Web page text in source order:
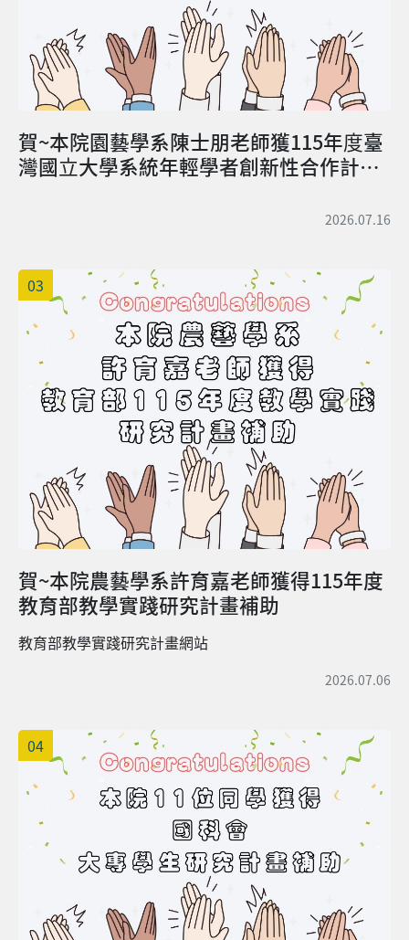
賀~本院園藝學系陳士朋老師獲115年度臺
灣國立大學系統年輕學者創新性合作計畫
2026.07.16
03
賀~本院農藝學系許育嘉老師獲得115年度
教育部教學實踐研究計畫補助
教育部教學實踐研究計畫網站
2026.07.06
04